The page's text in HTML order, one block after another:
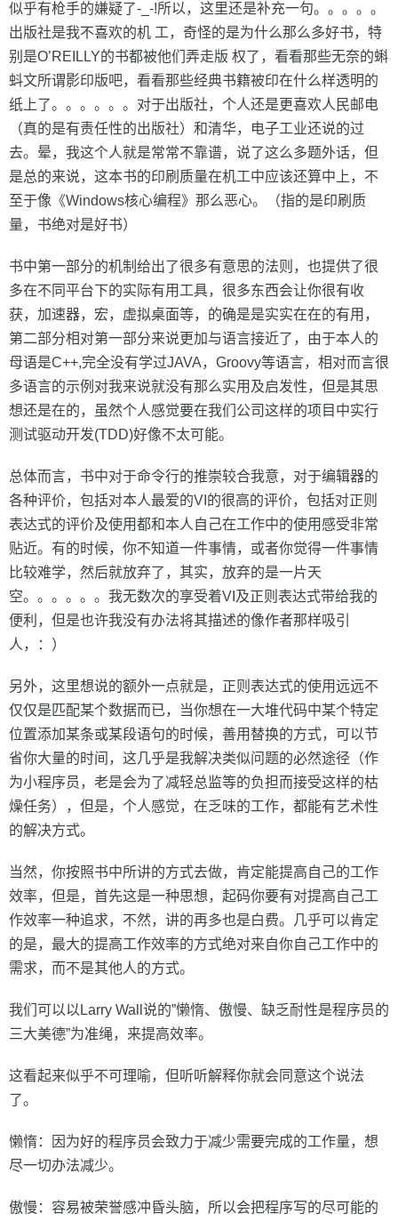
似乎有枪手的嫌疑了-_-!所以，这里还是补充一句。。。。。
出版社是我不喜欢的机 工，奇怪的是为什么那么多好书，特
别是O’REILLY的书都被他们弄走版 权了，看看那些无奈的蝌
蚪文所谓影印版吧，看看那些经典书籍被印在什么样透明的
纸上了。。。。。。对于出版社，个人还是更喜欢人民邮电
（真的是有责任性的出版社）和清华，电子工业还说的过
去。晕，我这个人就是常常不靠谱，说了这么多题外话，但
是总的来说，这本书的印刷质量在机工中应该还算中上，不
至于像《Windows核心编程》那么恶心。（指的是印刷质
量，书绝对是好书）
书中第一部分的机制给出了很多有意思的法则，也提供了很
多在不同平台下的实际有用工具，很多东西会让你很有收
获，加速器，宏，虚拟桌面等，的确是是实实在在的有用，
第二部分相对第一部分来说更加与语言接近了，由于本人的
母语是C++,完全没有学过JAVA，Groovy等语言，相对而言很
多语言的示例对我来说就没有那么实用及启发性，但是其思
想还是在的，虽然个人感觉要在我们公司这样的项目中实行
测试驱动开发(TDD)好像不太可能。
总体而言，书中对于命令行的推崇较合我意，对于编辑器的
各种评价，包括对本人最爱的VI的很高的评价，包括对正则
表达式的评价及使用都和本人自己在工作中的使用感受非常
贴近。有的时候，你不知道一件事情，或者你觉得一件事情
比较难学，然后就放弃了，其实，放弃的是一片天
空。。。。。。我无数次的享受着VI及正则表达式带给我的
便利，但是也许我没有办法将其描述的像作者那样吸引
人，：）
另外，这里想说的额外一点就是，正则表达式的使用远远不
仅仅是匹配某个数据而已，当你想在一大堆代码中某个特定
位置添加某条或某段语句的时候，善用替换的方式，可以节
省你大量的时间，这几乎是我解决类似问题的必然途径（作
为小程序员，老是会为了减轻总监等的负担而接受这样的枯
燥任务），但是，个人感觉，在乏味的工作，都能有艺术性
的解决方式。
当然，你按照书中所讲的方式去做，肯定能提高自己的工作
效率，但是，首先这是一种思想，起码你要有对提高自己工
作效率一种追求，不然，讲的再多也是白费。几乎可以肯定
的是，最大的提高工作效率的方式绝对来自你自己工作中的
需求，而不是其他人的方式。
我们可以以Larry Wall说的”懒惰、傲慢、缺乏耐性是程序员的
三大美德”为准绳，来提高效率。
这看起来似乎不可理喻，但听听解释你就会同意这个说法
了。
懒惰：因为好的程序员会致力于减少需要完成的工作量，想
尽一切办法减少。
傲慢：容易被荣誉感冲昏头脑，所以会把程序写的尽可能的